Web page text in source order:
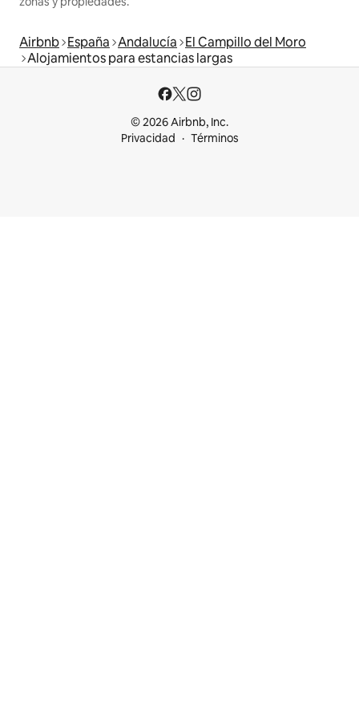
Airbnb España Andalucía El Campillo del Moro
Alojamientos para estancias largas
© 2026 Airbnb, Inc.
Privacidad
Términos